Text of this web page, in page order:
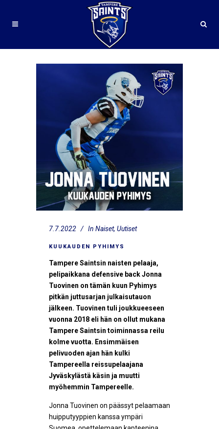
7.7.2022 In Naiset, Uutiset
KUUKAUDEN PYHIMYS
Tampere Saintsin naisten pelaaja,
pelipaikkana defensive back Jonna
Tuovinen on tämän kuun Pyhimys
pitkän juttusarjan julkaisutauon
jälkeen. Tuovinen tuli joukkueeseen
vuonna 2018 eli hän on ollut mukana
Tampere Saintsin toiminnassa reilu
kolme vuotta. Ensimmäisen
pelivuoden ajan hän kulki
Tampereella reissupelaajana
Jyväskylästä käsin ja muutti
myöhemmin Tampereelle.
Jonna Tuovinen on päässyt pelaamaan
huipputyyppien kanssa ympäri